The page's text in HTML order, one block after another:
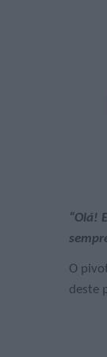
“Olá!
O
deste